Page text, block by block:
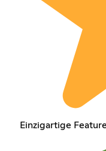
Einzigartige